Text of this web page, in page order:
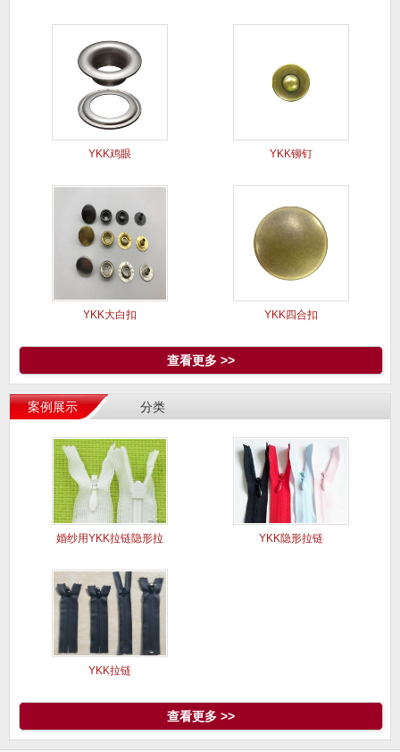
YKK鸡眼 YKK铆钉
YKK大白扣 YKK四合扣
查看更多 >>
案例展示 分类
婚纱用YKK拉链隐形拉 YKK隐形拉链
YKK拉链
查看更多 >>